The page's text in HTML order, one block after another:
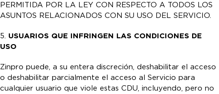
PERMITIDA POR LA LEY CON RESPECTO A TODOS LOS
ASUNTOS RELACIONADOS CON SU USO DEL SERVICIO.
5. USUARIOS QUE INFRINGEN LAS CONDICIONES DE
USO
Zinpro puede, a su entera discreción, deshabilitar el acceso
o deshabilitar parcialmente el acceso al Servicio para
cualquier usuario que viole estas CDU, incluyendo, pero no